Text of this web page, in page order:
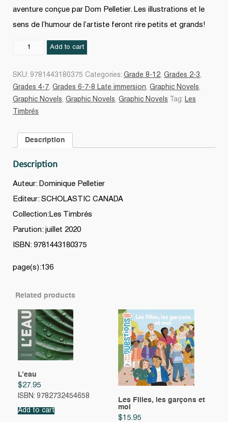
aventure conçue par Dom Pelletier. Les illustrations et le
sens de l’humour de l’artiste feront rire petits et grands!
Add to cart
SKU: 9781443180375 Categories: Grade 8-12, Grades 2-3,
Grades 4-7, Grades 6-7-8 Late immersion, Graphic Novels,
Graphic Novels, Graphic Novels, Graphic Novels Tag: Les
Timbrés
Description
Description
Auteur: Dominique Pelletier
Editeur: SCHOLASTIC CANADA
Collection:Les Timbrés
Parution: juillet 2020
ISBN: 9781443180375
page(s):136
Related products
L’eau
$27.95
ISBN: 9782732454658
Add to cart
Les Filles, les garçons et
moi
$15.95